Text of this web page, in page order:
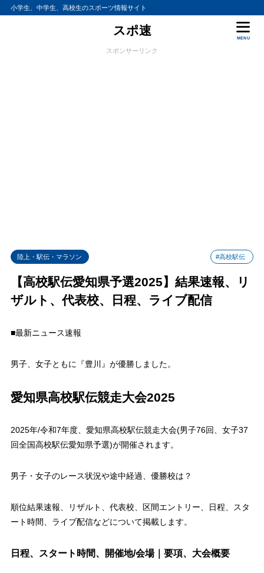
小学生、中学生、高校生のスポーツ情報サイト
スポ速
MENU
スポンサーリンク
陸上・駅伝・マラソン #高校駅伝
【高校駅伝愛知県予選2025】結果速報、リ
ザルト、代表校、日程、ライブ配信
■最新ニュース速報
男子、女子ともに『豊川』が優勝しました。
愛知県高校駅伝競走大会2025
2025年/令和7年度、愛知県高校駅伝競走大会(男子76回、女子37
回全国高校駅伝愛知県予選)が開催されます。
男子・女子のレース状況や途中経過、優勝校は？
順位結果速報、リザルト、代表校、区間エントリー、日程、スタ
ート時間、ライブ配信などについて掲載します。
日程、スタート時間、開催地/会場｜要項、大会概要